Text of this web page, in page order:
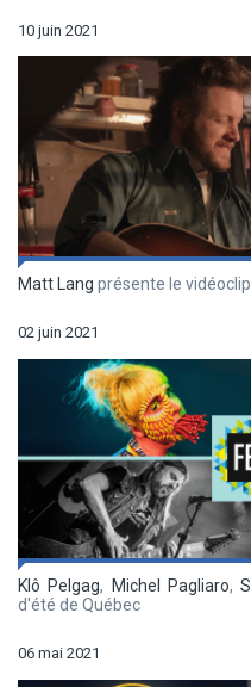
10 juin 2021
Matt Lang présente le
02 juin 2021
Klô Pelgag, Michel Pagliaro,
d'été de Québec
06 mai 2021